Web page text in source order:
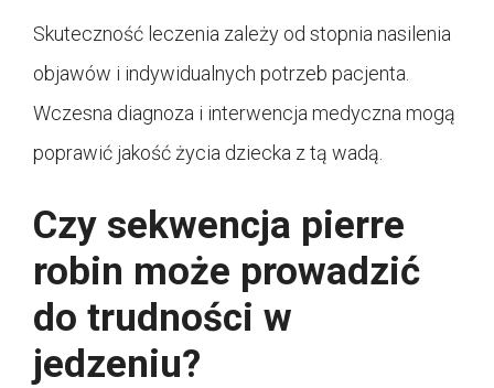
Skuteczność leczenia zależy od stopnia nasilenia
objawów i indywidualnych potrzeb pacjenta.
Wczesna diagnoza i interwencja medyczna mogą
poprawić jakość życia dziecka z tą wadą.
Czy sekwencja pierre
robin może prowadzić
do trudności w
jedzeniu?